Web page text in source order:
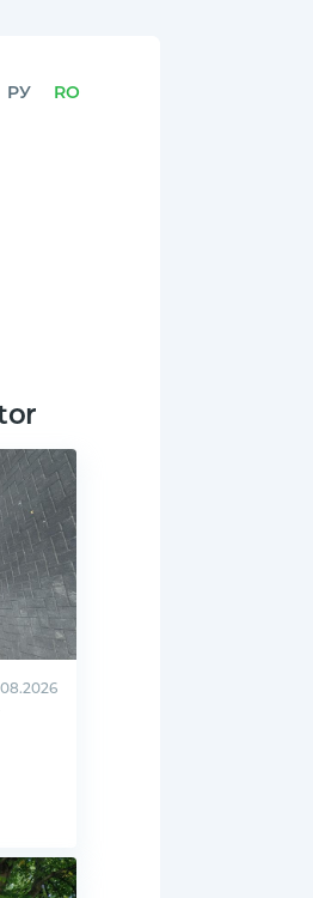
РУ RO